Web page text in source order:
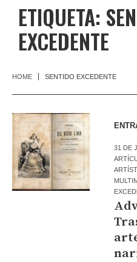
ETIQUETA:
EXCEDENTE
HOME SENTIDO EXCEDENTE
31 DE